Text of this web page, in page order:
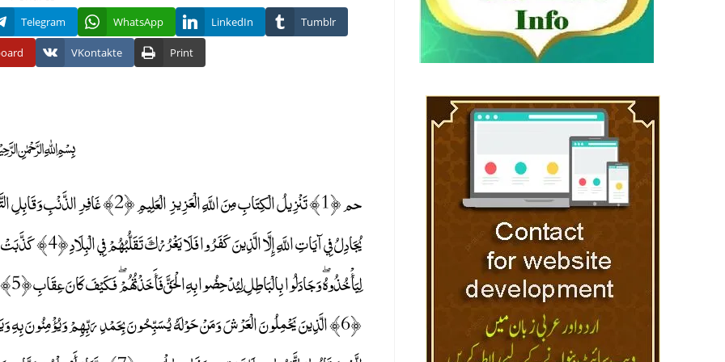
Telegram WhatsApp LinkedIn Tumblr
VKontakte Print